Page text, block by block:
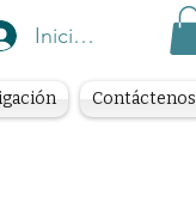
Contáctenos
Iniciar sesión